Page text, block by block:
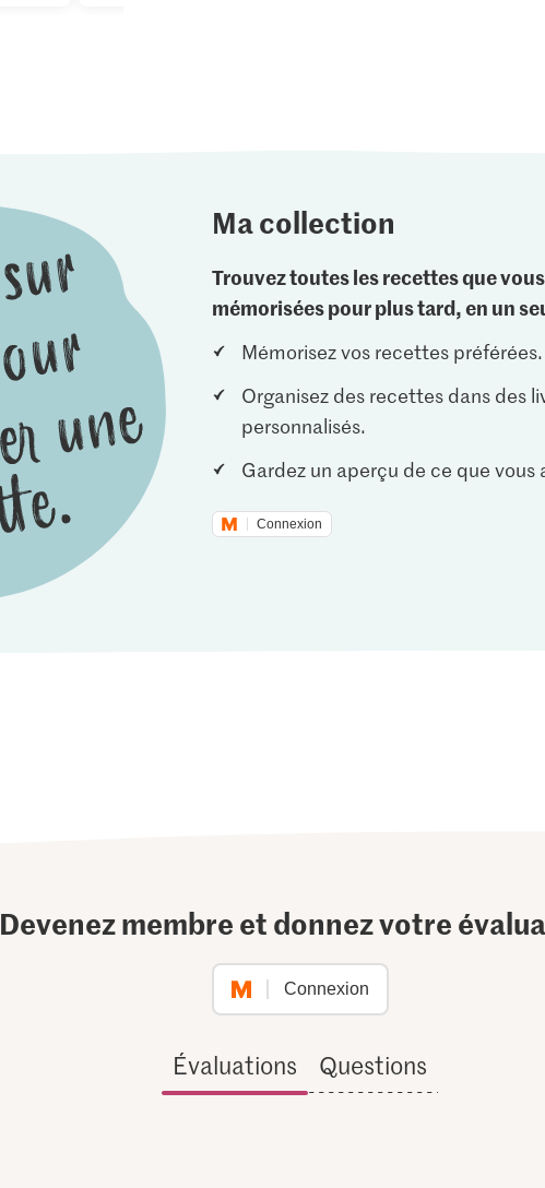
Ma collection
Trouvez toutes les recettes que
mémorisées pour plus tard, en un
Mémorisez vos recettes préférées.
Organisez des recettes dans des
personnalisés.
Gardez un aperçu de ce que vous
Connexion
Devenez membre et donnez votre
Connexion
Évaluations Questions